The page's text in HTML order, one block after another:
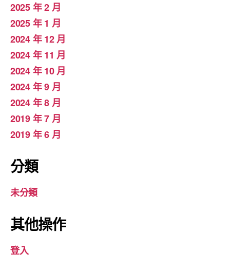
2025 年 2 月
2025 年 1 月
2024 年 12 月
2024 年 11 月
2024 年 10 月
2024 年 9 月
2024 年 8 月
2019 年 7 月
2019 年 6 月
分類
未分類
其他操作
登入